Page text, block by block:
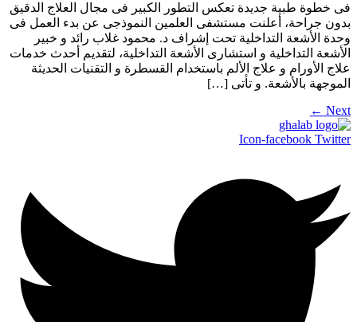
فى خطوة طبية جديدة تعكس التطور الكبير فى مجال العلاج الدقيق
بدون جراحة، أعلنت مستشفى العلمين النموذجى عن بدء العمل فى
وحدة الأشعة التداخلية تحت إشراف د. محمود غلاب رائد و خبير
الأشعة التداخلية و استشارى الأشعة التداخلية، لتقديم أحدث خدمات
علاج الأورام و علاج الألم باستخدام القسطرة و التقنيات الحديثة
الموجهة بالأشعة. و تأتى […]
Next
←
Icon-facebook Twitter